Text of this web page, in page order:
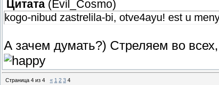
Цитата ( Evil_Cosmo)
kogo-nibud zastrelila-bi, otve4ayu! est u
А зачем думать?) Стреляем во
Страница 4 из 4 « 1 2 3 4